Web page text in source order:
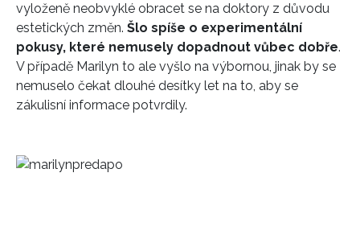
vyloženě neobvyklé obracet se na doktory z důvodu
estetických změn. Šlo spíše o experimentální
pokusy, které nemusely dopadnout vůbec dobře.
V případě Marilyn to ale vyšlo na výbornou, jinak by se
nemuselo čekat dlouhé desítky let na to, aby se
zákulisní informace potvrdily.